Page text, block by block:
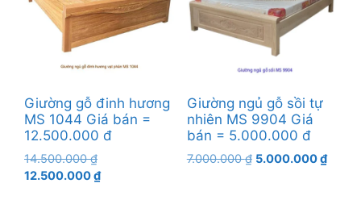
Giường gỗ đinh hương
MS 1044 Giá bán =
12.500.000 đ
14.500.000₫Giá
gốc
12.500.000₫Giá
Giường ngủ gỗ sồi tự
nhiên MS 9904 Giá
bán = 5.000.000 đ
7.000.000₫ Giá
5.000.000₫Giá